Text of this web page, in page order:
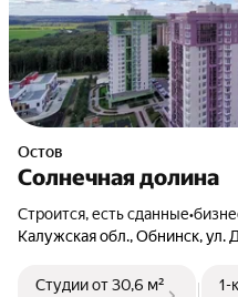
Остов
Солнечная долина
Строится, есть сданные•
Калужская обл., Обнинск, ул.
Студииот 30,6 м²
1-